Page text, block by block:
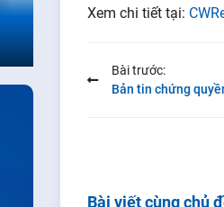
Xem chi tiết tại: C
Bài trước:
Bài viết cùng chủ